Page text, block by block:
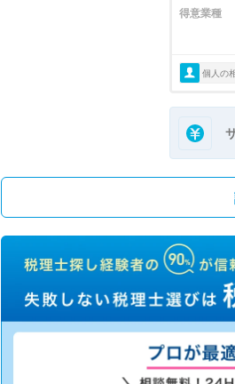
得意業種
個人の